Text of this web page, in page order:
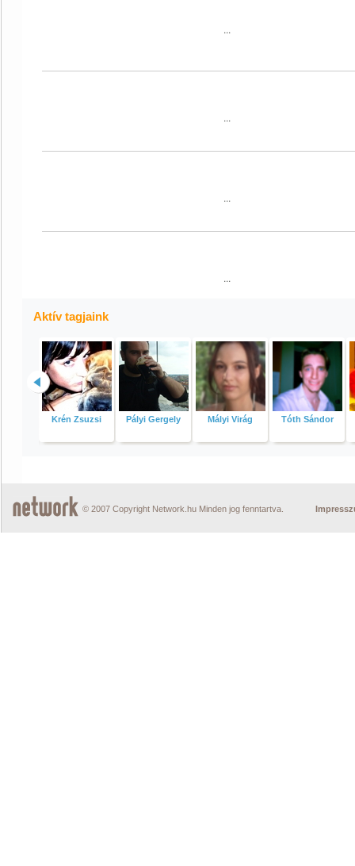
Aktív tagjaink
Krén Zsuzsi Pályi Gergely Mályi Virág Tóth Sándor
© 2007 Copyright Network.hu Minden jog fenntartva.